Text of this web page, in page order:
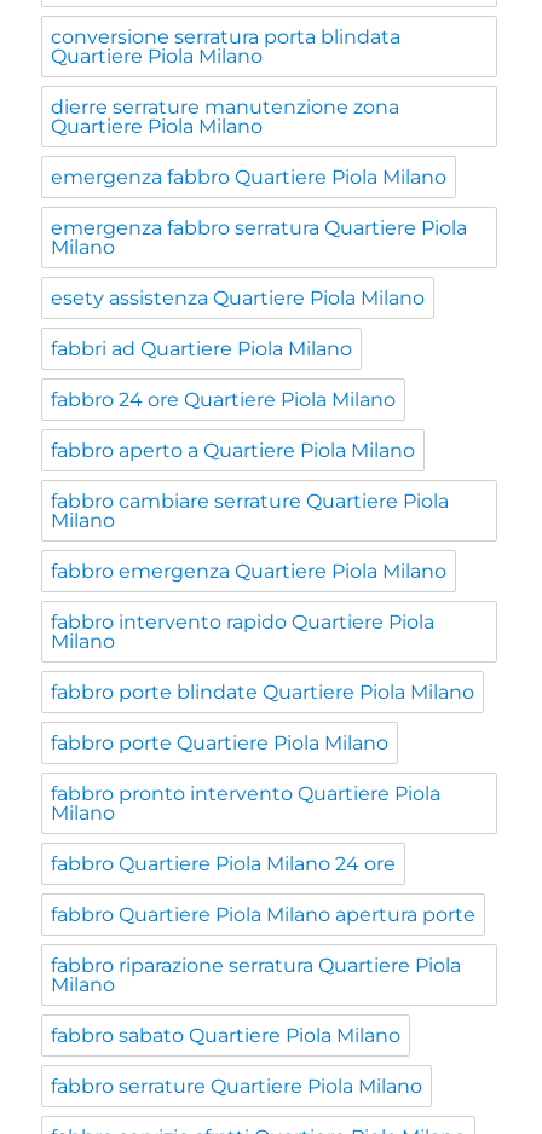
conversione serratura porta blindata
Quartiere Piola Milano
dierre serrature manutenzione zona
Quartiere Piola Milano
emergenza fabbro Quartiere Piola Milano
emergenza fabbro serratura Quartiere Piola
Milano
esety assistenza Quartiere Piola Milano
fabbri ad Quartiere Piola Milano
fabbro 24 ore Quartiere Piola Milano
fabbro aperto a Quartiere Piola Milano
fabbro cambiare serrature Quartiere Piola
Milano
fabbro emergenza Quartiere Piola Milano
fabbro intervento rapido Quartiere Piola
Milano
fabbro porte blindate Quartiere Piola Milano
fabbro porte Quartiere Piola Milano
fabbro pronto intervento Quartiere Piola
Milano
fabbro Quartiere Piola Milano 24 ore
fabbro Quartiere Piola Milano apertura porte
fabbro riparazione serratura Quartiere Piola
Milano
fabbro sabato Quartiere Piola Milano
fabbro serrature Quartiere Piola Milano